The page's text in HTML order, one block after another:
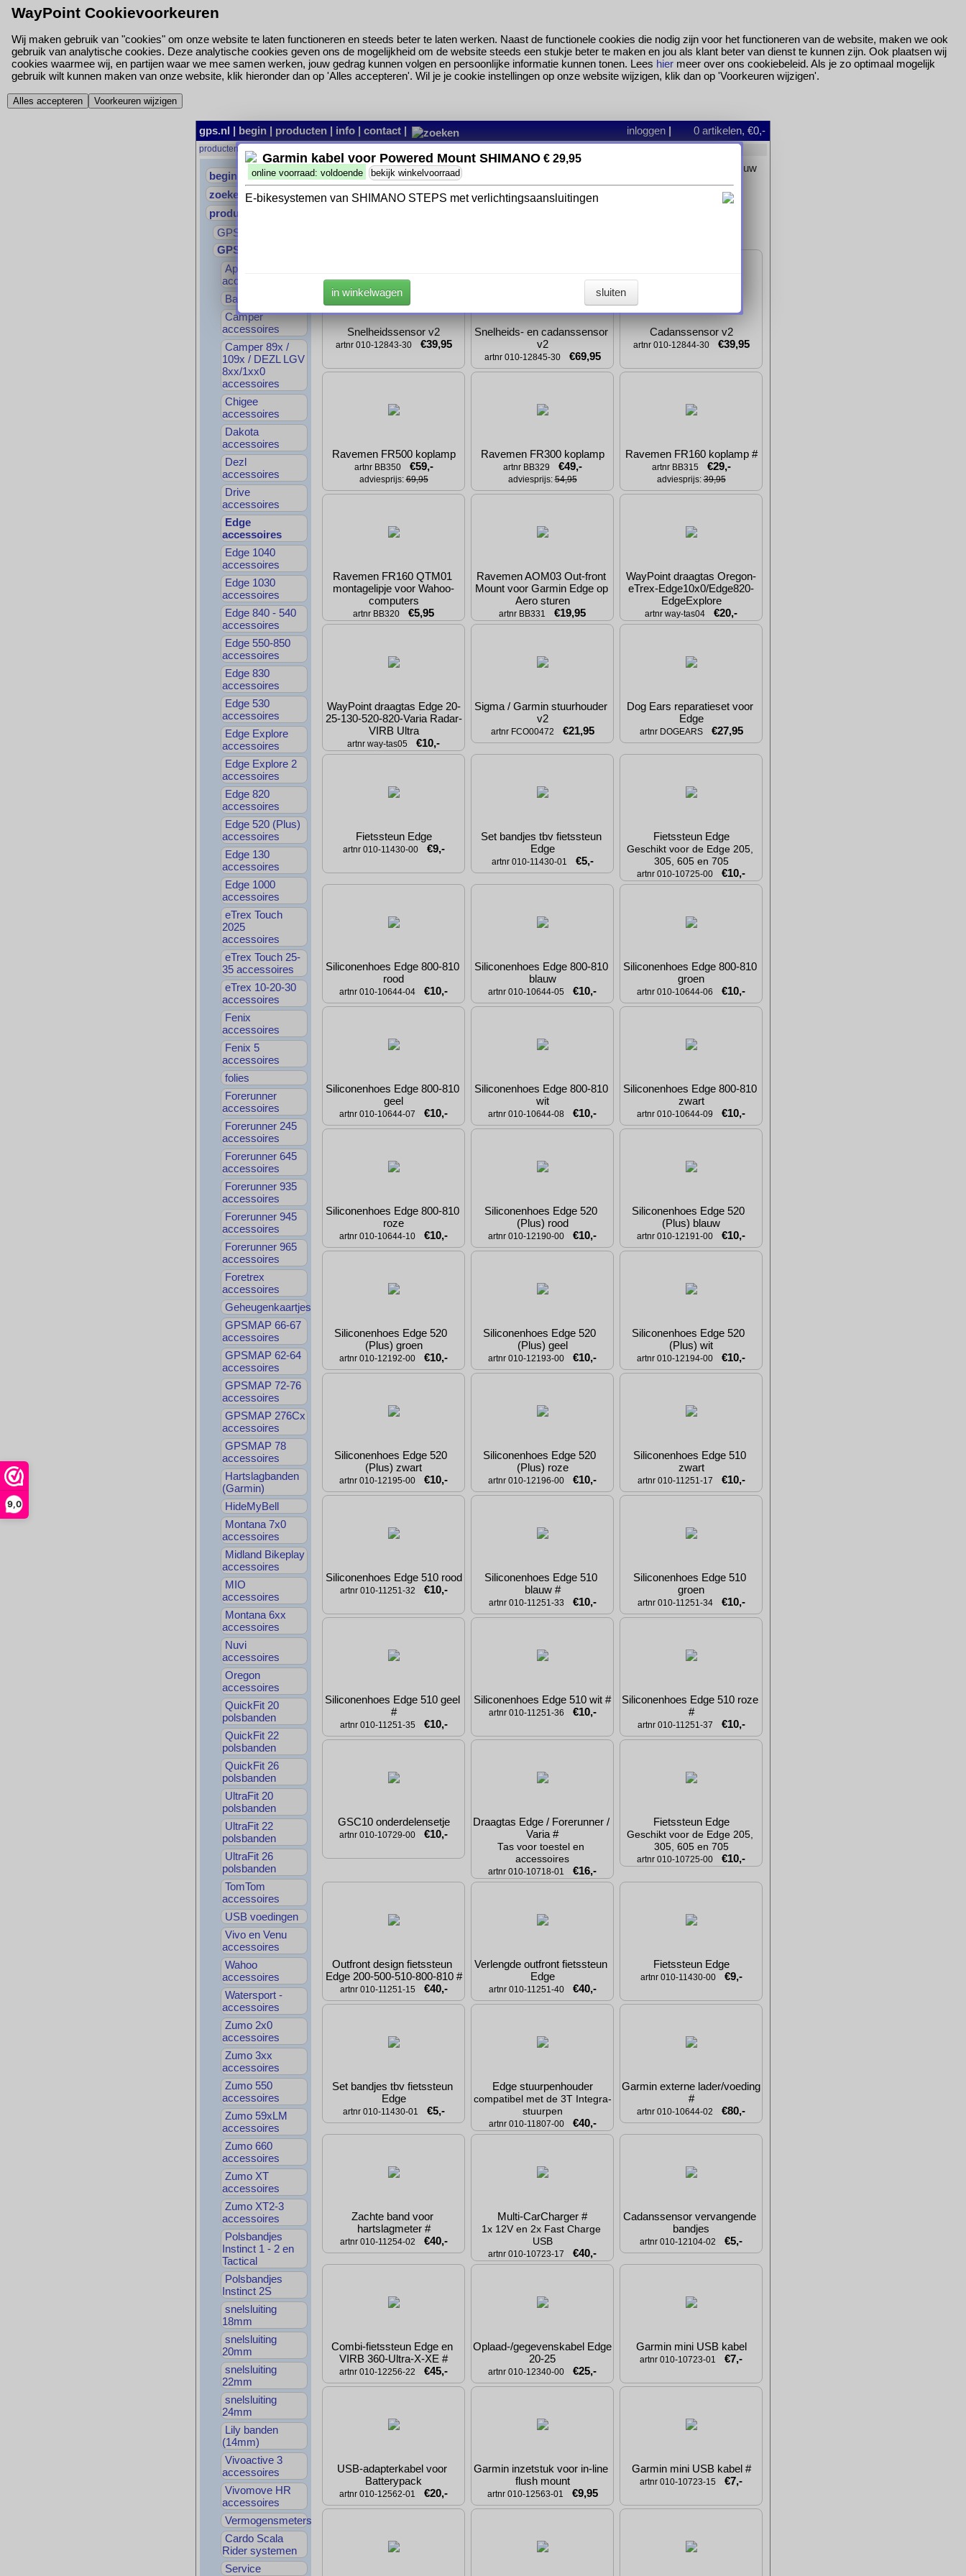
9,0
WayPoint Cookievoorkeuren
Wij maken gebruik van "cookies" om onze website te laten functioneren en steeds beter te laten werken. Naast de functionele cookies die nodig zijn voor het functioneren van de website, maken we ook
gebruik van analytische cookies. Deze analytische cookies geven ons de mogelijkheid om de website steeds een stukje beter te maken en jou als klant beter van dienst te kunnen zijn. Ook plaatsen wij
cookies waarmee wij, en partijen waar we mee samen werken, jouw gedrag kunnen volgen en persoonlijke informatie kunnen tonen. Lees hier meer over ons cookiebeleid. Als je zo optimaal mogelijk
gebruik wilt kunnen maken van onze website, klik hieronder dan op 'Alles accepteren'. Wil je je cookie instellingen op onze website wijzigen, klik dan op 'Voorkeuren wijzigen'.
Alles accepteren Voorkeuren wijzigen
gps.nl | begin | producten | info | contact | inloggen | 0 artikelen, €0,-
producten →GPS-accessoires
begin
zoeken
producten
GPS-toestellen
GPS-accessoires
Approach
accessoires
Bandhouders
Camper
accessoires
Camper 89x /
109x / DEZL LGV
8xx/1xx0
accessoires
Chigee
accessoires
Dakota
accessoires
Dezl
accessoires
Drive
accessoires
Edge
accessoires
Edge 1040
accessoires
Edge 1030
accessoires
Edge 840 - 540
accessoires
Edge 550-850
accessoires
Edge 830
accessoires
Edge 530
accessoires
Edge Explore
accessoires
Edge Explore 2
accessoires
Edge 820
accessoires
Edge 520 (Plus)
accessoires
Edge 130
accessoires
Edge 1000
accessoires
eTrex Touch
2025
accessoires
eTrex Touch 25-
35 accessoires
eTrex 10-20-30
accessoires
Fenix
accessoires
Fenix 5
accessoires
folies
Forerunner
accessoires
Forerunner 245
accessoires
Forerunner 645
accessoires
Forerunner 935
accessoires
Forerunner 945
accessoires
Forerunner 965
accessoires
Foretrex
accessoires
Geheugenkaartjes
GPSMAP 66-67
accessoires
GPSMAP 62-64
accessoires
GPSMAP 72-76
accessoires
GPSMAP 276Cx
accessoires
GPSMAP 78
accessoires
Hartslagbanden
(Garmin)
HideMyBell
Montana 7x0
accessoires
Midland Bikeplay
accessoires
MIO
accessoires
Montana 6xx
accessoires
Nuvi
accessoires
Oregon
accessoires
QuickFit 20
polsbanden
QuickFit 22
polsbanden
QuickFit 26
polsbanden
UltraFit 20
polsbanden
UltraFit 22
polsbanden
UltraFit 26
polsbanden
TomTom
accessoires
USB voedingen
Vivo en Venu
accessoires
Wahoo
accessoires
Watersport -
accessoires
Zumo 2x0
accessoires
Zumo 3xx
accessoires
Zumo 550
accessoires
Zumo 59xLM
accessoires
Zumo 660
accessoires
Zumo XT
accessoires
Zumo XT2-3
accessoires
Polsbandjes
Instinct 1 - 2 en
Tactical
Polsbandjes
Instinct 2S
snelsluiting
18mm
snelsluiting
20mm
snelsluiting
22mm
snelsluiting
24mm
Lily banden
(14mm)
Vivoactive 3
accessoires
Vivomove HR
accessoires
Vermogensmeters
Cardo Scala
Rider systemen
Service
Klik op één van de artikelen hieronder voor meer informatie, u kunt het artikel dan ook aan uw
winkelwagen toevoegen.
Snelheidssensor v2
artnr 010-12843-30 €39,95
Snelheids- en cadanssensor
v2
artnr 010-12845-30 €69,95
Cadanssensor v2
artnr 010-12844-30 €39,95
Ravemen FR500 koplamp
artnr BB350 €59,-
adviesprijs: 69,95
Ravemen FR300 koplamp
artnr BB329 €49,-
adviesprijs: 54,95
Ravemen FR160 koplamp #
artnr BB315 €29,-
adviesprijs: 39,95
Ravemen FR160 QTM01
montagelipje voor Wahoo-
computers
artnr BB320 €5,95
Ravemen AOM03 Out-front
Mount voor Garmin Edge op
Aero sturen
artnr BB331 €19,95
WayPoint draagtas Oregon-
eTrex-Edge10x0/Edge820-
EdgeExplore
artnr way-tas04 €20,-
WayPoint draagtas Edge 20-
25-130-520-820-Varia Radar-
VIRB Ultra
artnr way-tas05 €10,-
Sigma / Garmin stuurhouder
v2
artnr FCO00472 €21,95
Dog Ears reparatieset voor
Edge
artnr DOGEARS €27,95
Fietssteun Edge
artnr 010-11430-00 €9,-
Set bandjes tbv fietssteun
Edge
artnr 010-11430-01 €5,-
Fietssteun Edge
Geschikt voor de Edge 205,
305, 605 en 705
artnr 010-10725-00 €10,-
Siliconenhoes Edge 800-810
rood
artnr 010-10644-04 €10,-
Siliconenhoes Edge 800-810
blauw
artnr 010-10644-05 €10,-
Siliconenhoes Edge 800-810
groen
artnr 010-10644-06 €10,-
Siliconenhoes Edge 800-810
geel
artnr 010-10644-07 €10,-
Siliconenhoes Edge 800-810
wit
artnr 010-10644-08 €10,-
Siliconenhoes Edge 800-810
zwart
artnr 010-10644-09 €10,-
Siliconenhoes Edge 800-810
roze
artnr 010-10644-10 €10,-
Siliconenhoes Edge 520
(Plus) rood
artnr 010-12190-00 €10,-
Siliconenhoes Edge 520
(Plus) blauw
artnr 010-12191-00 €10,-
Siliconenhoes Edge 520
(Plus) groen
artnr 010-12192-00 €10,-
Siliconenhoes Edge 520
(Plus) geel
artnr 010-12193-00 €10,-
Siliconenhoes Edge 520
(Plus) wit
artnr 010-12194-00 €10,-
Siliconenhoes Edge 520
(Plus) zwart
artnr 010-12195-00 €10,-
Siliconenhoes Edge 520
(Plus) roze
artnr 010-12196-00 €10,-
Siliconenhoes Edge 510
zwart
artnr 010-11251-17 €10,-
Siliconenhoes Edge 510 rood
artnr 010-11251-32 €10,-
Siliconenhoes Edge 510
blauw #
artnr 010-11251-33 €10,-
Siliconenhoes Edge 510
groen
artnr 010-11251-34 €10,-
Siliconenhoes Edge 510 geel
#
artnr 010-11251-35 €10,-
Siliconenhoes Edge 510 wit #
artnr 010-11251-36 €10,-
Siliconenhoes Edge 510 roze
#
artnr 010-11251-37 €10,-
GSC10 onderdelensetje
artnr 010-10729-00 €10,-
Draagtas Edge / Forerunner /
Varia #
Tas voor toestel en
accessoires
artnr 010-10718-01 €16,-
Fietssteun Edge
Geschikt voor de Edge 205,
305, 605 en 705
artnr 010-10725-00 €10,-
Outfront design fietssteun
Edge 200-500-510-800-810 #
artnr 010-11251-15 €40,-
Verlengde outfront fietssteun
Edge
artnr 010-11251-40 €40,-
Fietssteun Edge
artnr 010-11430-00 €9,-
Set bandjes tbv fietssteun
Edge
artnr 010-11430-01 €5,-
Edge stuurpenhouder
compatibel met de 3T Integra-
stuurpen
artnr 010-11807-00 €40,-
Garmin externe lader/voeding
#
artnr 010-10644-02 €80,-
Zachte band voor
hartslagmeter #
artnr 010-11254-02 €40,-
Multi-CarCharger #
1x 12V en 2x Fast Charge
USB
artnr 010-10723-17 €40,-
Cadanssensor vervangende
bandjes
artnr 010-12104-02 €5,-
Combi-fietssteun Edge en
VIRB 360-Ultra-X-XE #
artnr 010-12256-22 €45,-
Oplaad-/gegevenskabel Edge
20-25
artnr 010-12340-00 €25,-
Garmin mini USB kabel
artnr 010-10723-01 €7,-
USB-adapterkabel voor
Batterypack
artnr 010-12562-01 €20,-
Garmin inzetstuk voor in-line
flush mount
artnr 010-12563-01 €9,95
Garmin mini USB kabel #
artnr 010-10723-15 €7,-
Garmin kabel voor Powered Mount SHIMANO € 29,95
online voorraad: voldoende bekijk winkelvoorraad
E-bikesystemen van SHIMANO STEPS met verlichtingsaansluitingen
in winkelwagen sluiten